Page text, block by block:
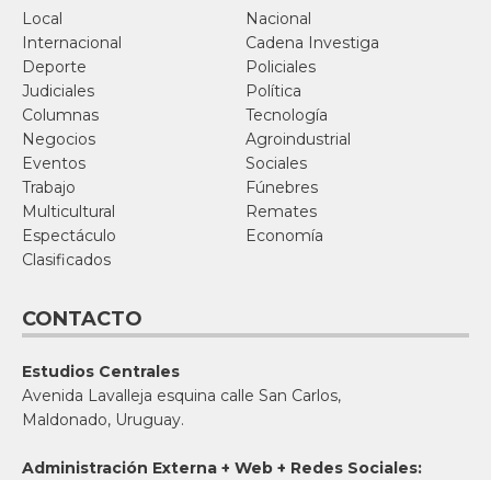
Local
Nacional
Internacional
Cadena Investiga
Deporte
Policiales
Judiciales
Política
Columnas
Tecnología
Negocios
Agroindustrial
Eventos
Sociales
Trabajo
Fúnebres
Multicultural
Remates
Espectáculo
Economía
Clasificados
CONTACTO
Estudios Centrales
Avenida Lavalleja esquina calle San Carlos,
Maldonado, Uruguay.
Administración Externa + Web + Redes Sociales: